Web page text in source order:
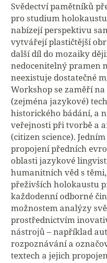
Svědectví pamětníků
pro studium
nabízejí perspektivu
vytvářejí plastičtější
další díl do mozaiky
nedocenitelný pramen
neexistuje dostatečné
Workshop se zaměří
(zejména jazykové)
historického bádání, a
veřejnosti při tvorbě a
(citizen science).
propojení předních
oblasti jazykové
humanitních věd s
přeživších holokaustu
každodenní odborné
možnostem analýzy
prostřednictvím
nástrojů – například
rozpoznávání a
textech a jejich